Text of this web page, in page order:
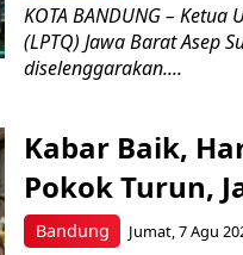
KOTA BANDUNG –
(LPTQ) Jawa Barat Asep
diselenggarakan....
Bandung
Kabar Baik,
Pokok Turun,
Jumat, 7 Agu